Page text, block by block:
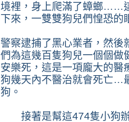
境裡，身上爬滿了蟑螂……
下來，一雙雙狗兒們惶恐的
警察逮捕了黑心業者，然後
們為這幾百隻狗兒一個個做
安樂死，這是一項龐大的醫
狗幾天內不醫治就會死亡…
狗。
接著是幫這474隻小狗辦